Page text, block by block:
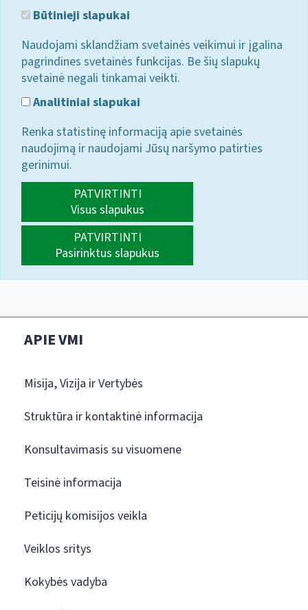
Būtinieji slapukai
Naudojami sklandžiam svetainės veikimui ir įgalina
pagrindines svetainės funkcijas. Be šių slapukų
svetainė negali tinkamai veikti.
Analitiniai slapukai
Renka statistinę informaciją apie svetainės
naudojimą ir naudojami Jūsų naršymo patirties
gerinimui.
PATVIRTINTI
Visus slapukus
PATVIRTINTI
Pasirinktus slapukus
APIE VMI
Misija, Vizija ir Vertybės
Struktūra ir kontaktinė informacija
Konsultavimasis su visuomene
Teisinė informacija
Peticijų komisijos veikla
Veiklos sritys
Kokybės vadyba